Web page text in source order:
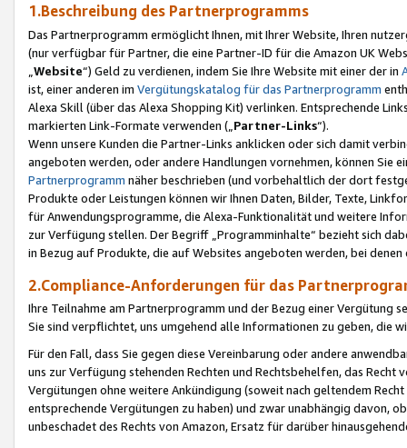
1.Beschreibung des Partnerprogramms
Das Partnerprogramm ermöglicht Ihnen, mit Ihrer Website, Ihren
(nur verfügbar für Partner, die eine Partner-ID für die Amazon UK
Website“) Geld zu verdienen, indem Sie Ihre Website mit einer der in
ist, einer anderen im Vergütungskatalog für das Partnerprogramm
Alexa Skill (über das Alexa Shopping Kit) verlinken. Entsprechende
markierten Link-Formate verwenden („ Partner-Links“).
Wenn unsere Kunden die Partner-Links anklicken oder sich damit
angeboten werden, oder andere Handlungen vornehmen, können Sie
Partnerprogramm näher beschrieben (und vorbehaltlich der dort
Produkte oder Leistungen können wir Ihnen Daten, Bilder, Texte,
für Anwendungsprogramme, die Alexa-Funktionalität und weitere
zur Verfügung stellen. Der Begriff „Programminhalte“ bezieht sich
in Bezug auf Produkte, die auf Websites angeboten werden, bei
2.Compliance-Anforderungen für das
Ihre Teilnahme am Partnerprogramm und der Bezug einer Vergütung
Sie sind verpflichtet, uns umgehend alle Informationen zu geben, die
Für den Fall, dass Sie gegen diese Vereinbarung oder andere
uns zur Verfügung stehenden Rechten und Rechtsbehelfen, das
Vergütungen ohne weitere Ankündigung (soweit nach geltendem
entsprechende Vergütungen zu haben) und zwar unabhängig davon,
unbeschadet des Rechts von Amazon, Ersatz für darüber